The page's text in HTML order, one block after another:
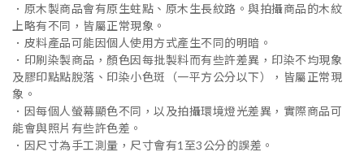
．原木製商品會有原生蛀點、原木生長紋路。與拍攝商品的木紋
上略有不同，皆屬正常現象。
．皮料產品可能因個人使用方式產生不同的明暗。
．印刷染製商品，顏色因每批製料而有些許差異，印染不均現象
及膠印點點脫落、印染小色斑（一平方公分以下），皆屬正常現
象。
．因每個人螢幕顯色不同，以及拍攝環境燈光差異，實際商品可
能會與照片有些許色差。
．因尺寸為手工測量，尺寸會有1至3公分的誤差。